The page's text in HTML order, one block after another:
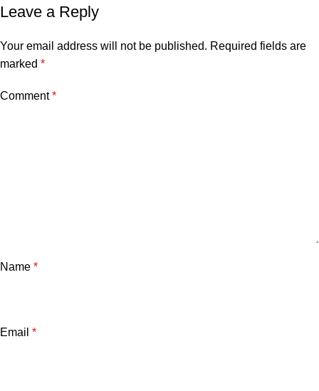
Leave a Reply
Your email address will not be published. Required fields are
marked *
Comment*
Name *
Email *